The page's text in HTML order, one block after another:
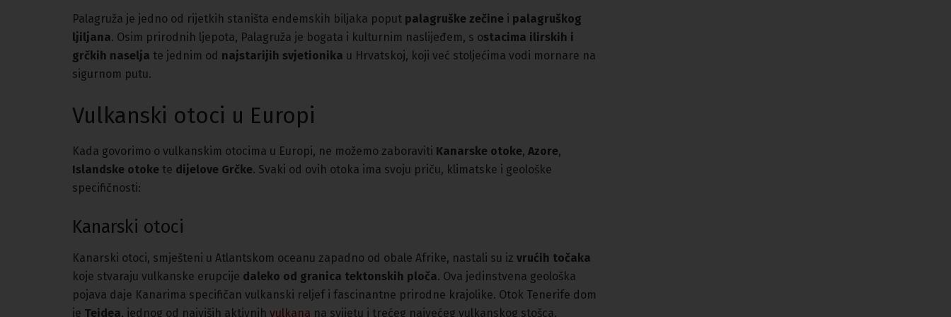
Palagruža je jedno od rijetkih staništa endemskih biljaka poput palagruške zečine i palagruškog
ljiljana. Osim prirodnih ljepota, Palagruža je bogata i kulturnim naslijeđem, s ostacima ilirskih i
grčkih naselja te jednim od najstarijih svjetionika u Hrvatskoj, koji već stoljećima vodi mornare na
sigurnom putu.
Vulkanski otoci u Europi
Kada govorimo o vulkanskim otocima u Europi, ne možemo zaboraviti Kanarske otoke, Azore,
Islandske otoke te dijelove Grčke. Svaki od ovih otoka ima svoju priču, klimatske i geološke
specifičnosti:
Kanarski otoci
Kanarski otoci, smješteni u Atlantskom oceanu zapadno od obale Afrike, nastali su iz vrućih točaka
koje stvaraju vulkanske erupcije daleko od granica tektonskih ploča. Ova jedinstvena geološka
pojava daje Kanarima specifičan vulkanski reljef i fascinantne prirodne krajolike. Otok Tenerife dom
je Teidea, jednog od najviših aktivnih vulkana na svijetu i trećeg najvećeg vulkanskog stošca.